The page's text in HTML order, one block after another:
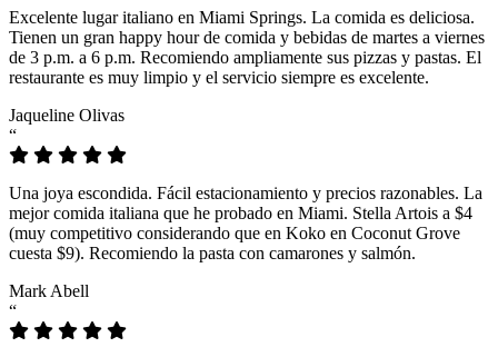
Excelente lugar italiano en Miami Springs. La comida es deliciosa.
Tienen un gran happy hour de comida y bebidas de martes a viernes
de 3 p.m. a 6 p.m. Recomiendo ampliamente sus pizzas y pastas. El
restaurante es muy limpio y el servicio siempre es excelente.
Jaqueline Olivas
“
Una joya escondida. Fácil estacionamiento y precios razonables. La
mejor comida italiana que he probado en Miami. Stella Artois a $4
(muy competitivo considerando que en Koko en Coconut Grove
cuesta $9). Recomiendo la pasta con camarones y salmón.
Mark Abell
“